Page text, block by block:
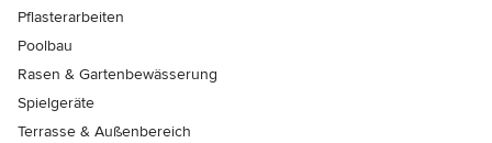
Pflasterarbeiten
Poolbau
Rasen & Gartenbewässerung
Spielgeräte
Terrasse & Außenbereich